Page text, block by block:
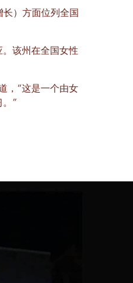
）方面位列全国
该州在全国女性
，“这是一个由女
”